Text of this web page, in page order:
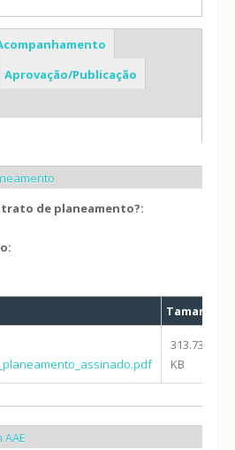
Aprovação/Publicação
de planeamento?:
Tamanho
313.73
KB